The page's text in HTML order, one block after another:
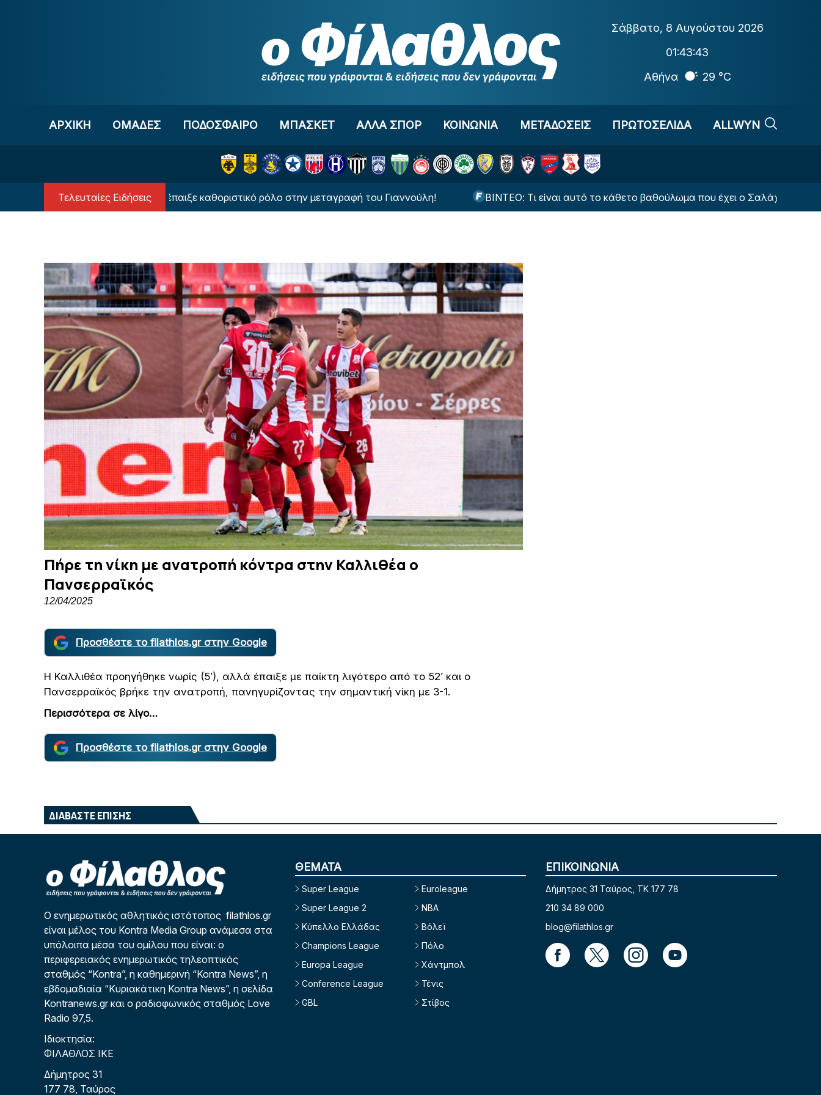
Σάββατο, 8 Αυγούστου 2026
01:43:44
Αθήνα
29 °C
ΑΡΧΙΚΗ OΜΑΔΕΣ ΠΟΔΟΣΦΑΙΡΟ ΜΠΑΣΚΕΤ ΑΛΛΑ ΣΠΟΡ ΚΟΙΝΩΝΙΑ ΜΕΤΑΔΟΣΕΙΣ ΠΡΩΤΟΣΕΛΙΔΑ ALLWYN
Τελευταίες Ειδήσεις
Το πρόσωπο που έπαιξε καθοριστικό ρόλο στην μεταγραφή του Γιαννούλη! ΒΙΝΤΕΟ: Τι είναι αυτό το κάθετο βαθούλωμα που έχει ο Σαλάχ στην κοιλιά του;
Πήρε τη νίκη με ανατροπή κόντρα στην Καλλιθέα ο
Πανσερραϊκός
12/04/2025
Προσθέστε το filathlos.gr στην Google
Η Καλλιθέα προηγήθηκε νωρίς (5’), αλλά έπαιξε με παίκτη λιγότερο από το 52’ και ο
Πανσερραϊκός βρήκε την ανατροπή, πανηγυρίζοντας την σημαντική νίκη με 3-1.
Περισσότερα σε λίγο…
Προσθέστε το filathlos.gr στην Google
ΔΙΑΒΑΣΤΕ ΕΠΙΣΗΣ
Ο ενημερωτικός αθλητικός ιστότοπος filathlos.gr
είναι μέλος του Kontra Media Group ανάμεσα στα
υπόλοιπα μέσα του ομίλου που είναι: ο
περιφερειακός ενημερωτικός τηλεοπτικός
σταθμός “Kontra”, η καθημερινή “Kontra News”, η
εβδομαδιαία “Κυριακάτικη Kontra News”, η σελίδα
Kontranews.gr και ο ραδιοφωνικός σταθμός Love
Radio 97,5.
Ιδιοκτησία:
ΦΙΛΑΘΛΟΣ ΙΚΕ
Δήμητρος 31
177 78, Ταύρος
ΘΕΜΑΤΑ
Super League
Super League 2
Κύπελλο Ελλάδας
Champions League
Europa League
Conference League
GBL
Euroleague
NBA
Βόλεϊ
Πόλο
Χάντμπολ
Τένις
Στίβος
ΕΠΙΚΟΙΝΩΝΙΑ
Δήμητρος 31 Ταύρος, TK 177 78
210 34 89 000
blog@filathlos.gr